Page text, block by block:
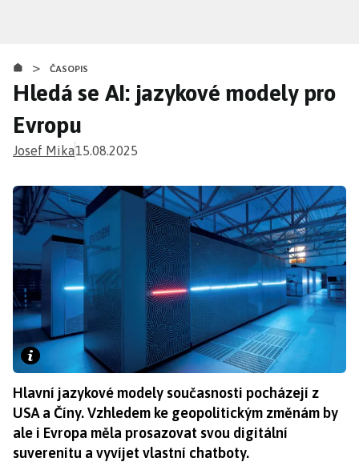
obsahu
> ČASOPIS
Hledá se AI: jazykové modely pro
Evropu
Josef Mika15.08.2025
Hlavní jazykové modely současnosti pocházejí z
USA a Číny. Vzhledem ke geopolitickým změnám by
ale i Evropa měla prosazovat svou digitální
suverenitu a vyvíjet vlastní chatboty.